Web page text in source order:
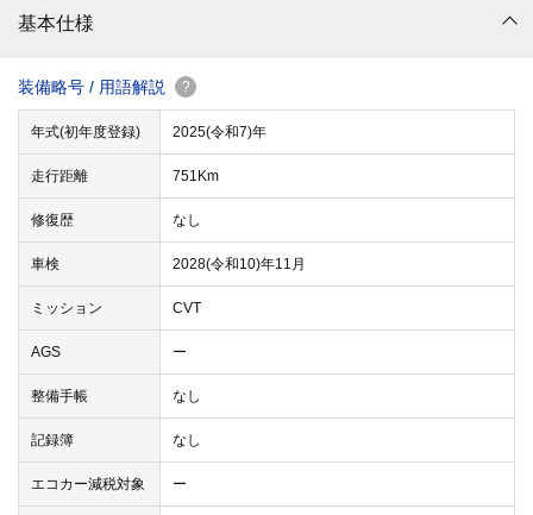
基本仕様
装備略号 / 用語解説 ?
年式(初年度登録) 2025(令和7)年
走行距離 751Km
修復歴 なし
車検 2028(令和10)年11月
ミッション CVT
AGS ー
整備手帳 なし
記録簿 なし
エコカー減税対象 ー